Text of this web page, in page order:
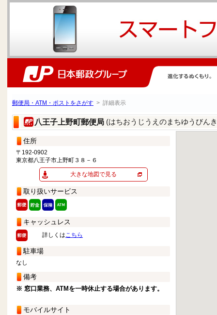
郵便局・ATM・ポストをさがす > 詳細表示
八王子上野町郵便局 (はちおうじうえのまちゆうびん
住所
〒192-0902
東京都八王子市上野町３８－６
大きな地図で見る
取り扱いサービス
キャッシュレス
詳しくはこちら
駐車場
なし
備考
※ 窓口業務、ATMを一時休止する場合があります。
モバイルサイト